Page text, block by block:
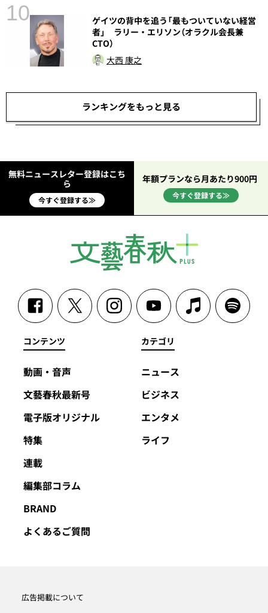
10
ゲイツの背中を追う「最もついていない経営
者」 ラリー・エリソン（オラクル会長兼
CTO）
大西 康之
ランキングをもっと見る
無料ニュースレター登録はこち
ら
今すぐ登録する≫
年額プランなら月あたり900円
今すぐ登録する≫
コンテンツ
動画・音声
文藝春秋最新号
電子版オリジナル
特集
連載
編集部コラム
BRAND
よくあるご質問
カテゴリ
ニュース
ビジネス
エンタメ
ライフ
広告掲載について